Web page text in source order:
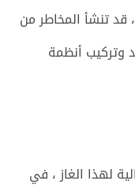
تنشأ المخاطر من
أنظمة
لهذا الغاز ، في